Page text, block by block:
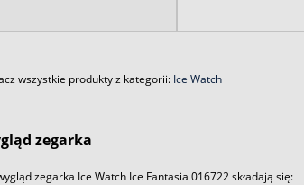
wszystkie produkty z kategorii: Ice Watch
zegarka
zegarka Ice Watch Ice Fantasia 016722 składają się: